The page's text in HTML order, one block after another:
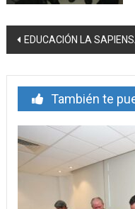
Navegación
entrada
EDUCACIÓN LA
También te